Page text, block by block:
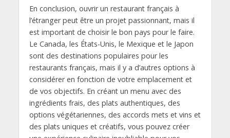
En conclusion, ouvrir un restaurant français à
l’étranger peut être un projet passionnant, mais il
est important de choisir le bon pays pour le faire.
Le Canada, les États-Unis, le Mexique et le Japon
sont des destinations populaires pour les
restaurants français, mais il y a d’autres options à
considérer en fonction de votre emplacement et
de vos objectifs. En créant un menu avec des
ingrédients frais, des plats authentiques, des
options végétariennes, des accords mets et vins et
des plats uniques et créatifs, vous pouvez créer